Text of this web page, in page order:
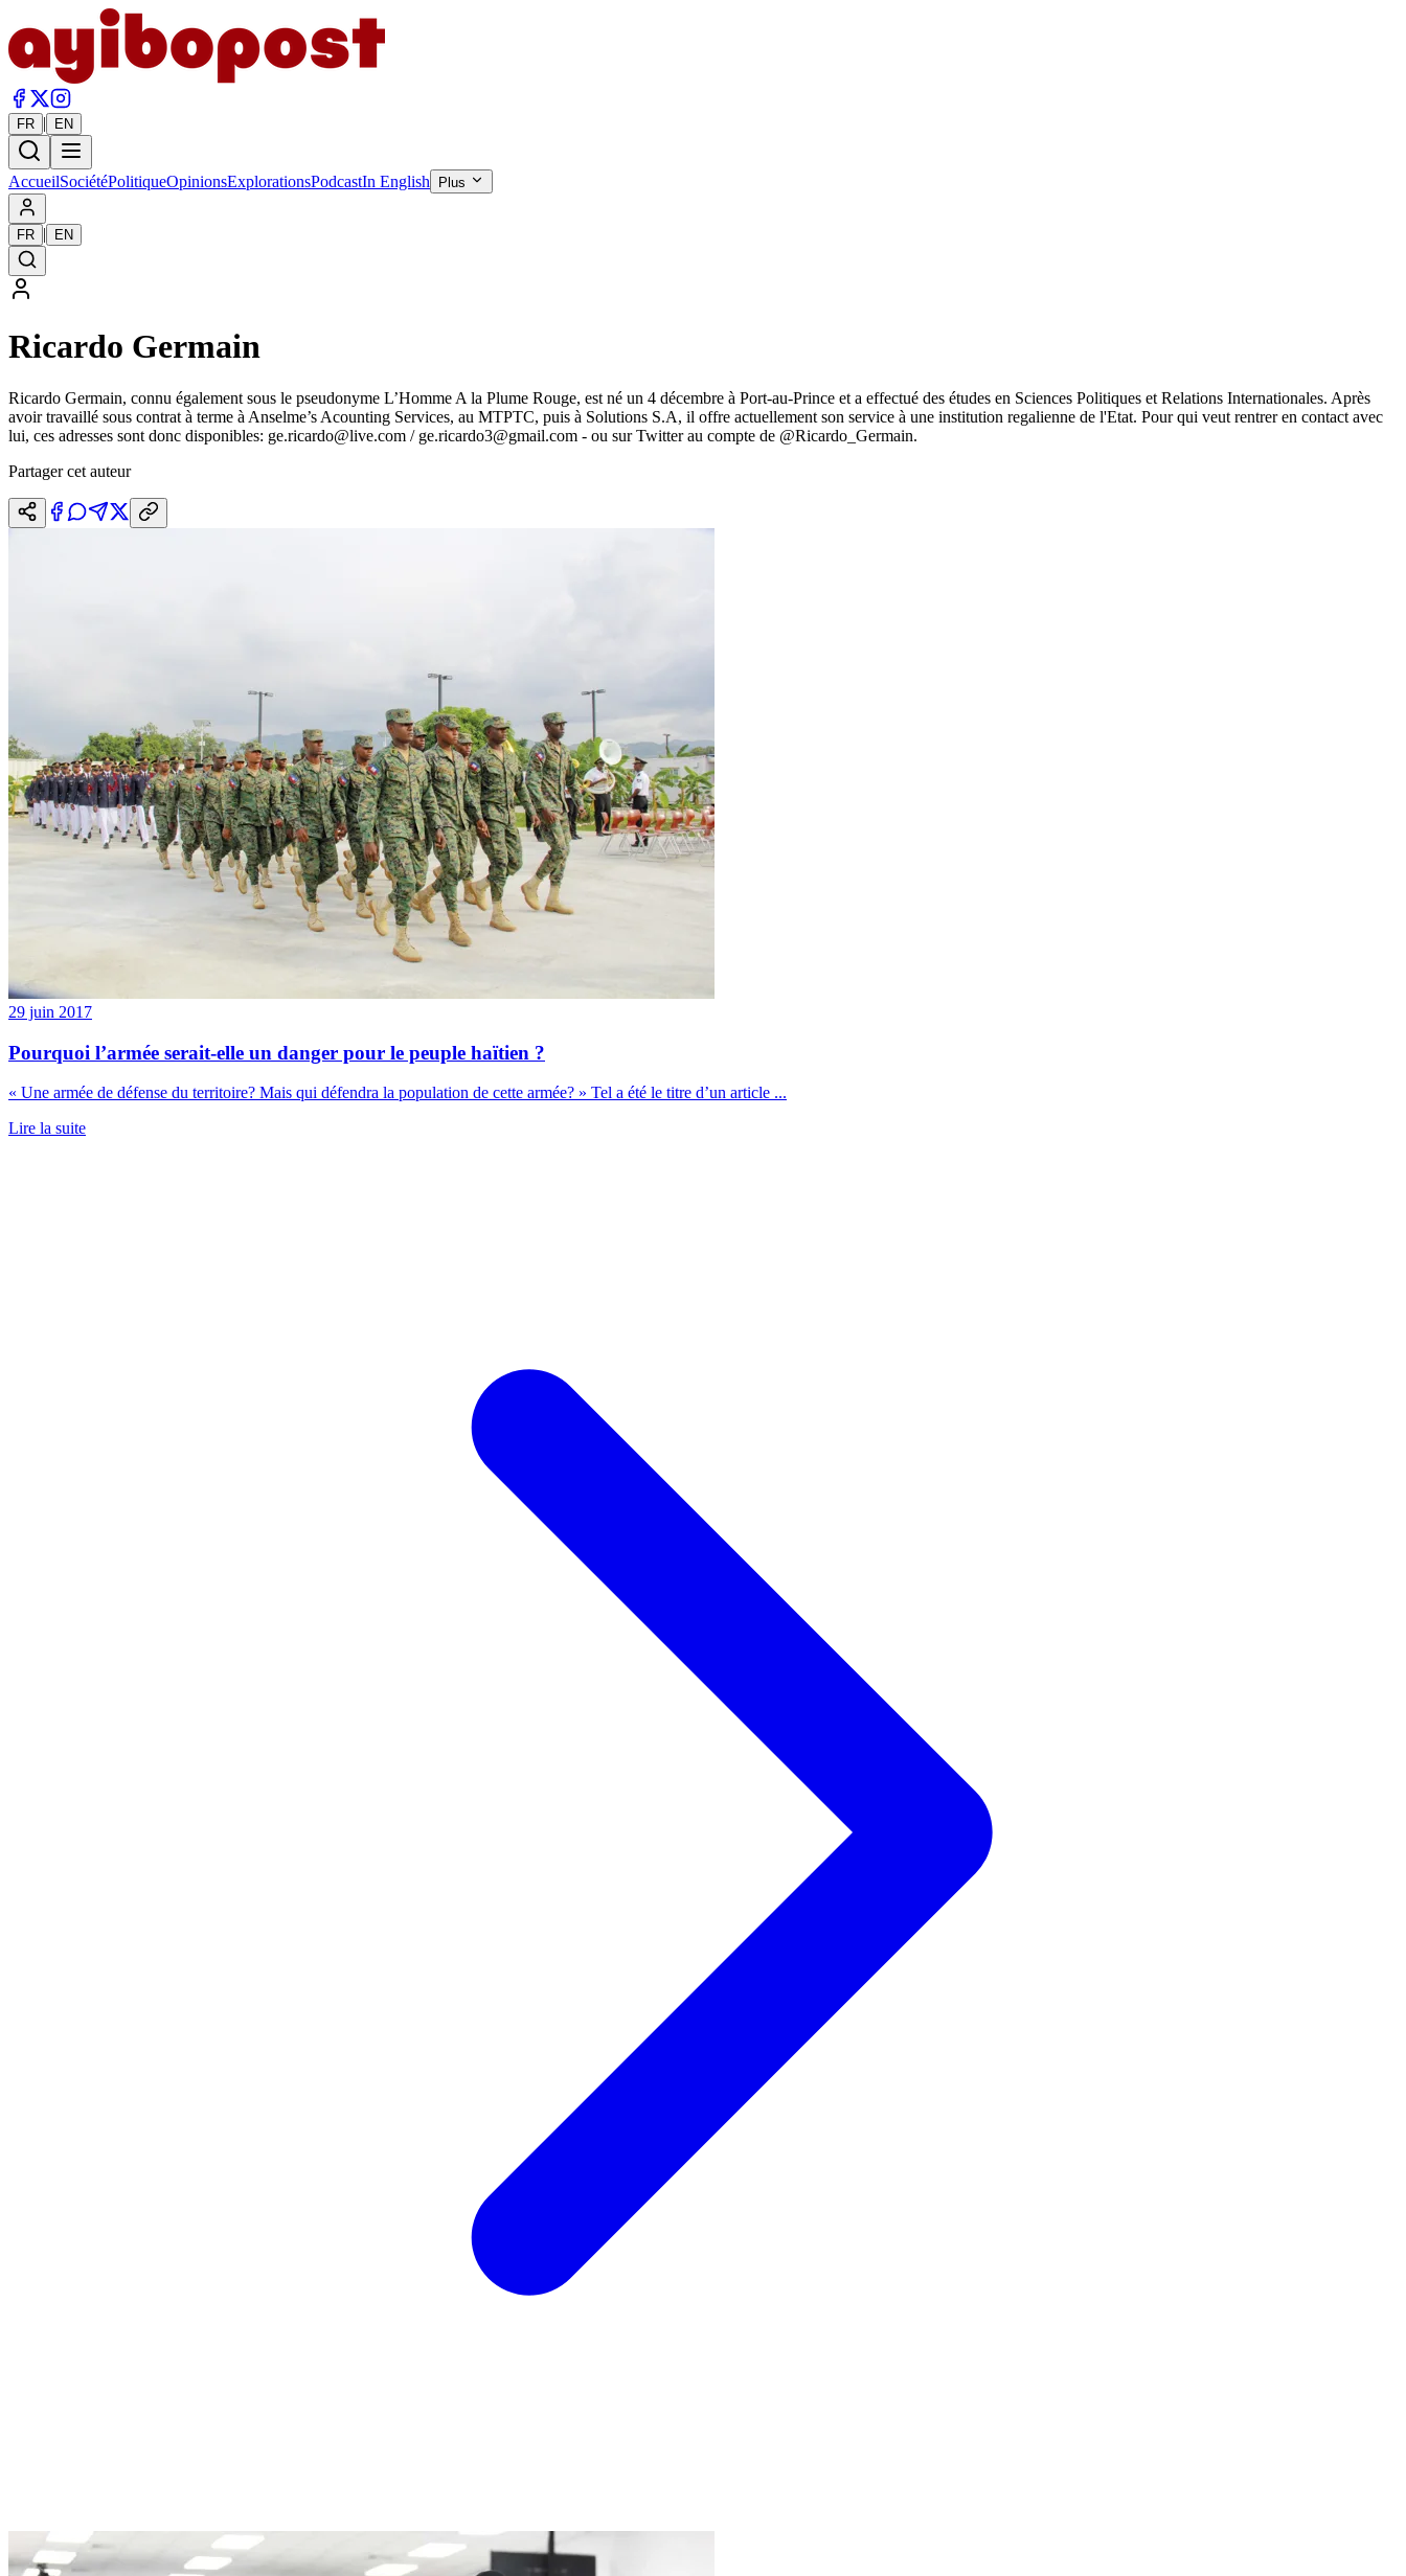
FR | EN
AccueilSociétéPolitiqueOpinionsExplorationsPodcastIn English Plus
FR | EN
Ricardo Germain
Ricardo Germain, connu également sous le pseudonyme L’Homme A la Plume Rouge, est né un 4 décembre à Port-au-Prince et a effectué des études en Sciences Politiques et Relations Internationales. Après
avoir travaillé sous contrat à terme à Anselme’s Acounting Services, au MTPTC, puis à Solutions S.A, il offre actuellement son service à une institution regalienne de l'Etat. Pour qui veut rentrer en contact avec
lui, ces adresses sont donc disponibles: ge.ricardo@live.com / ge.ricardo3@gmail.com - ou sur Twitter au compte de @Ricardo_Germain.
Partager cet auteur
29 juin 2017
Pourquoi l’armée serait-elle un danger pour le peuple haïtien ?
« Une armée de défense du territoire? Mais qui défendra la population de cette armée? » Tel a été le titre d’un article ...
Lire la suite